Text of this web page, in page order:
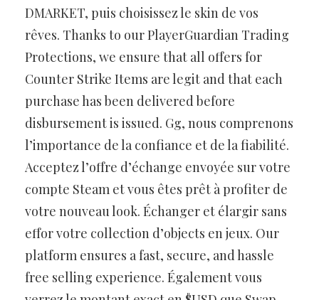
DMARKET, puis choisissez le skin de vos
rêves. Thanks to our PlayerGuardian Trading
Protections, we ensure that all offers for
Counter Strike Items are legit and that each
purchase has been delivered before
disbursement is issued. Gg, nous comprenons
l’importance de la confiance et de la fiabilité.
Acceptez l’offre d’échange envoyée sur votre
compte Steam et vous êtes prêt à profiter de
votre nouveau look. Échanger et élargir sans
effor votre collection d’objects en jeux. Our
platform ensures a fast, secure, and hassle
free selling experience. Également vous